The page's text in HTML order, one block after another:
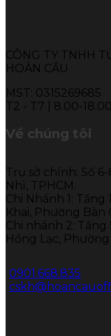
CÔNG TY TNHH
HOÀN CẦU
MST: 0315269685
T2 - T7 | 8.00-18.00
Về chúng tôi
Trụ sở chính: Số
Nhì, TPHCM.
Chi Nhánh 1: Tầng
Khai, Phường Bàn
Chi nhánh 2: Tầng
Hồng Lạc,
0901.668.835